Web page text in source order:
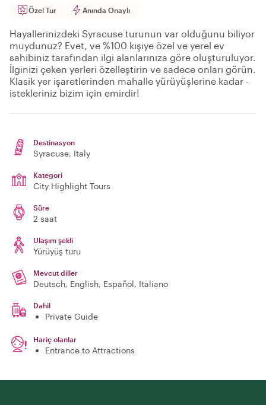
Özel Tur Anında Onaylı
Hayallerinizdeki Syracuse turunun var olduğunu biliyor
muydunuz? Evet, ve %100 kişiye özel ve yerel ev
sahibiniz tarafından ilgi alanlarınıza göre oluşturuluyor.
İlginizi çeken yerleri özelleştirin ve sadece onları görün.
Klasik yer işaretlerinden mahalle yürüyüşlerine kadar -
istekleriniz bizim için emirdir!
Destinasyon
Syracuse, Italy
Kategori
City Highlight Tours
Süre
2 saat
Ulaşım şekli
Yürüyüş turu
Mevcut diller
Deutsch, English, Español, Italiano
Dahil
Private Guide
Hariç olanlar
Entrance to Attractions